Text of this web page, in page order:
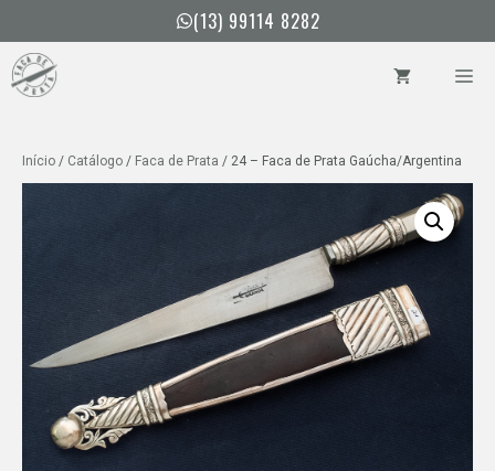
para
conteúdo
(13) 99114 8282
Início / Catálogo / Faca de Prata / 24 – Faca de Prata Gaúcha/Argentina